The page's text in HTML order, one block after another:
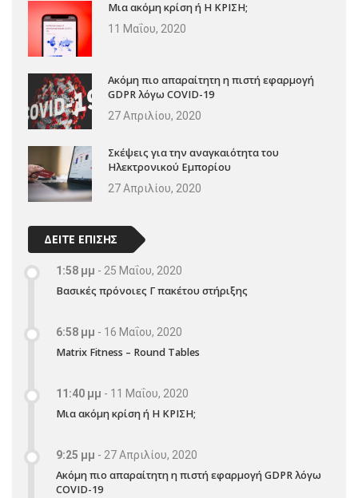
Μια ακόμη κρίση ή Η ΚΡΙΣΗ;
11 Μαΐου, 2020
Ακόμη πιο απαραίτητη η πιστή εφαρμογή
GDPR λόγω COVID-19
27 Απριλίου, 2020
Σκέψεις για την αναγκαιότητα του
Ηλεκτρονικού Εμπορίου
27 Απριλίου, 2020
ΔΕΙΤΕ ΕΠΙΣΗΣ
1:58 μμ - 25 Μαΐου, 2020
Βασικές πρόνοιες Γ πακέτου στήριξης
6:58 μμ - 16 Μαΐου, 2020
Matrix Fitness – Round Tables
11:40 μμ - 11 Μαΐου, 2020
Μια ακόμη κρίση ή Η ΚΡΙΣΗ;
9:25 μμ - 27 Απριλίου, 2020
Ακόμη πιο απαραίτητη η πιστή εφαρμογή GDPR λόγω
COVID-19